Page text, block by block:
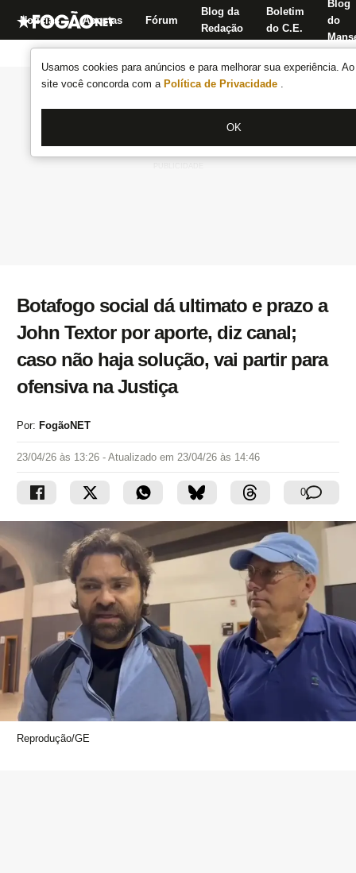
Usamos cookies para anúncios e para melhorar sua experiência.
site você concorda com a Política de Privacidade .
OK
Notícias Apostas Fórum
Blog da
Redação
Boletim
do C.E.
Blog
do
Botafogo social dá ultimato e prazo a
John Textor por aporte, diz canal;
caso não haja solução, vai partir para
ofensiva na Justiça
Por: FogãoNET
23/04/26 às 13:26 - Atualizado em 23/04/26 às 14:46
0
Reprodução/GE